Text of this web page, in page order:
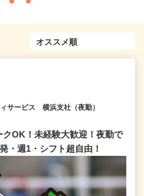
サービス 横浜支社（夜勤）
クOK！未経験大歓迎！夜勤で
・週1・シフト超自由！